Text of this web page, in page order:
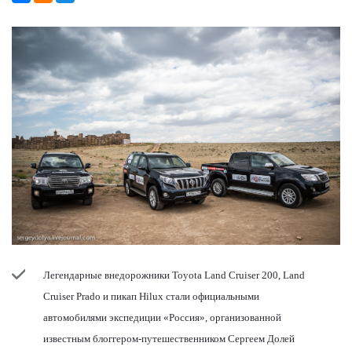
Легендарные внедорожники Toyota Land Cruiser 200, Land
Cruiser Prado и пикап Hilux стали официальными
автомобилями экспедиции «Россия», организованной
известным блоггером-путешественником Сергеем Долей